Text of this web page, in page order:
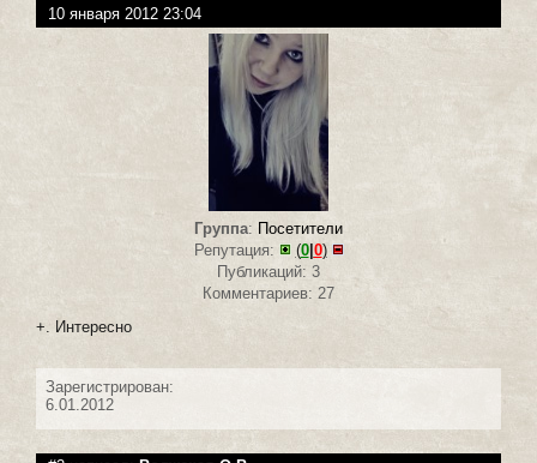
10 января 2012 23:04
Группа: Посетители
Репутация:
(0| 0)
Публикаций: 3
Комментариев: 27
+. Интересно
Зарегистрирован:
6.01.2012